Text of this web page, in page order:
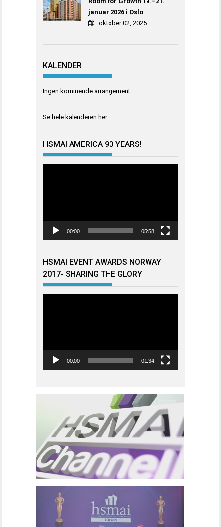
januar 2026 i Oslo
oktober 02, 2025
KALENDER
Ingen kommende arrangement
Se hele kalenderen her.
HSMAI AMERICA 90 YEARS!
00:00 05:58
HSMAI EVENT AWARDS NORWAY
2017- SHARING THE GLORY
00:00 01:34